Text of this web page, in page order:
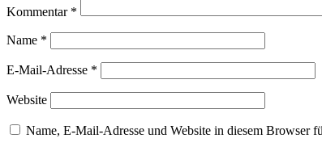
Kommentar *
Name *
E-Mail-Adresse *
Website
Name, E-Mail-Adresse und Website in diesem Browser